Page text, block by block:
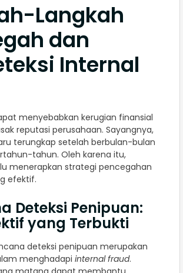
Langkah
dan
Internal
menyebabkan kerugian finansial
reputasi perusahaan. Sayangnya,
terungkap setelah berbulan-bulan
tahun. Oleh karena itu,
menerapkan strategi pencegahan
efektif.
Deteksi Penipuan:
yang Terbukti
deteksi penipuan merupakan
menghadapi internal fraud.